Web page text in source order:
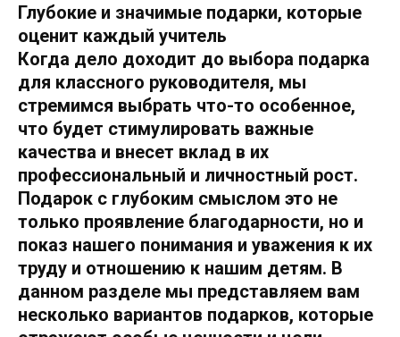
Глубокие и значимые подарки, которые
оценит каждый учитель
Когда дело доходит до выбора подарка
для классного руководителя, мы
стремимся выбрать что-то особенное,
что будет стимулировать важные
качества и внесет вклад в их
профессиональный и личностный рост.
Подарок с глубоким смыслом это не
только проявление благодарности, но и
показ нашего понимания и уважения к их
труду и отношению к нашим детям. В
данном разделе мы представляем вам
несколько вариантов подарков, которые